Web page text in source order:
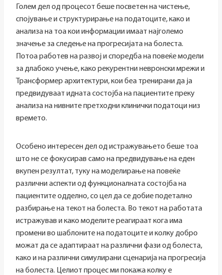
Голем дел од процесот беше посветен на чистење,
спојување и структурирање на податоците, како и
анализа на тоа кои информации имаат најголемо
значење за следење на прогресијата на болеста.
Потоа работев на развој и споредба на повеќе модели
за длабоко учење, како рекурентни невронски мрежи и
Трансформер архитектури, кои беа тренирани да ја
предвидуваат идната состојба на пациентите преку
анализа на нивните претходни клинички податоци низ
времето.
Особено интересен дел од истражувањето беше тоа
што не се фокусирав само на предвидување на еден
вкупен резултат, туку на моделирање на повеќе
различни аспекти од функционалната состојба на
пациентите одделно, со цел да се добие подетално
разбирање на текот на болеста. Во текот на работата
истражував и како моделите реагираат кога има
промени во шаблоните на податоците и колку добро
можат да се адаптираат на различни фази од болеста,
како и на различни симулирани сценарија на прогресија
на болеста. Целиот процес ми покажа колку е